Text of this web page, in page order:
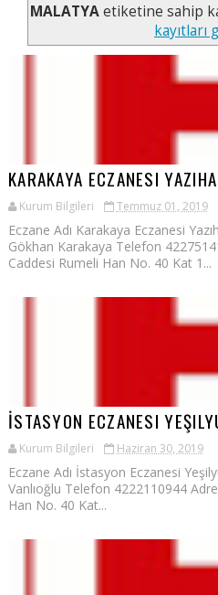
MALATYAetiketine sahip
kayıtları
KARAKAYA ECZANESI
Kurum Bilgileri Temmuz 01, 2019
Eczane Adı Karakaya Eczanesi
Gökhan Karakaya Telefon
Caddesi Rumeli Han No. 40 Kat 1...
İSTASYON ECZANESI
Kurum Bilgileri Haziran 30, 2019
Eczane Adı İstasyon Eczanesi
Vanlıoğlu Telefon 4222110944
Han No. 40 Kat...